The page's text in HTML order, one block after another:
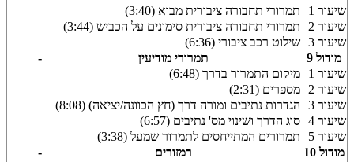
שיעור 1
תמרורי תחבורה ציבורית מבוא (3:40)
שיעור 2
תמרורי תחבורה ציבורית סימונים על הכביש (3:44)
שיעור 3
שילוט רכב ציבורי (6:36)
מודול 9
תמרורי מודיעין
-
שיעור 1
מיקום התמרור בדרך (6:48)
שיעור 2
מספרים (2:31)
שיעור 3
הגדרות נתיבים ומורה דרך (חץ הכוונה/יציאה) (8:08)
שיעור 4
סוג הדרך ושינוי מס' נתיבים (6:57)
שיעור 5
תמרורים המתייחסים לתמרור שמעל (3:38)
מודול 10
רמזורים
-